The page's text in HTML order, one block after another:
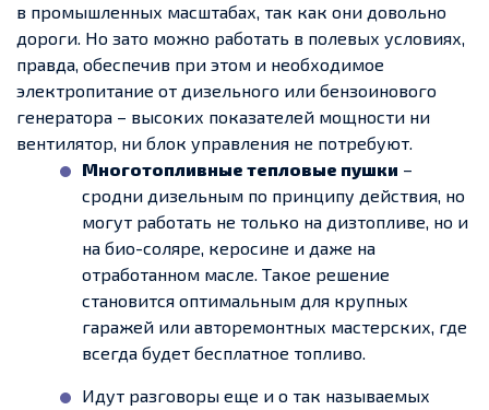
в промышленных масштабах, так как они довольно
дороги. Но зато можно работать в полевых условиях,
правда, обеспечив при этом и необходимое
электропитание от дизельного или бензоинового
генератора – высоких показателей мощности ни
вентилятор, ни блок управления не потребуют.
Многотопливные тепловые пушки –
сродни дизельным по принципу действия, но
могут работать не только на дизтопливе, но и
на био-соляре, керосине и даже на
отработанном масле. Такое решение
становится оптимальным для крупных
гаражей или авторемонтных мастерских, где
всегда будет бесплатное топливо.
Идут разговоры еще и о так называемых